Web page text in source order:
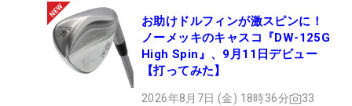
お助けドルフィンが激スピンに！
ノーメッキのキャスコ『DW-125G
High Spin』、9月11日デビュー
【打ってみた】
2026年8月7日 (金) 18時36分 33